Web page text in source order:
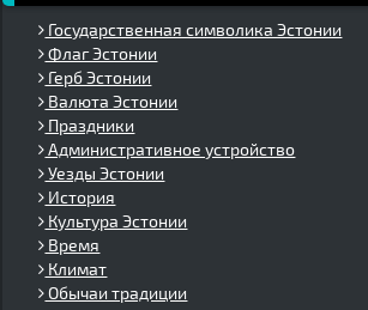
Государственная символика Эстонии
Флаг Эстонии
Герб Эстонии
Валюта Эстонии
Праздники
Административное устройство
Уезды Эстонии
История
Культура Эстонии
Время
Климат
Обычаи традиции